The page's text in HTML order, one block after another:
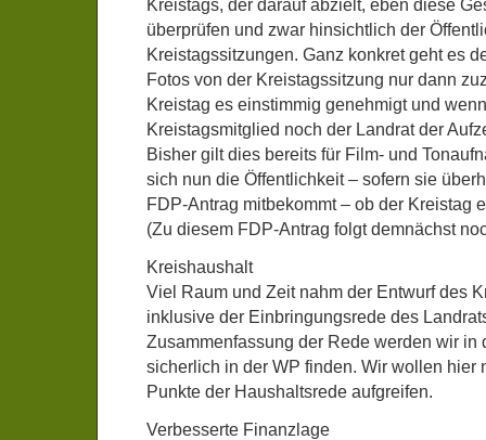
Kreistags, der darauf abzielt, eben diese
überprüfen und zwar hinsichtlich der
Kreistagssitzungen. Ganz konkret geht es
Fotos von der Kreistagssitzung nur dann
Kreistag es einstimmig genehmigt und
Kreistagsmitglied noch der Landrat der
Bisher gilt dies bereits für Film- und
sich nun die Öffentlichkeit – sofern sie
FDP-Antrag mitbekommt – ob der Kreistag
(Zu diesem FDP-Antrag folgt demnächst
Kreishaushalt
Viel Raum und Zeit nahm der Entwurf des
inklusive der Einbringungsrede des
Zusammenfassung der Rede werden wir in
sicherlich in der WP finden. Wir wollen hier
Punkte der Haushaltsrede aufgreifen.
Verbesserte Finanzlage